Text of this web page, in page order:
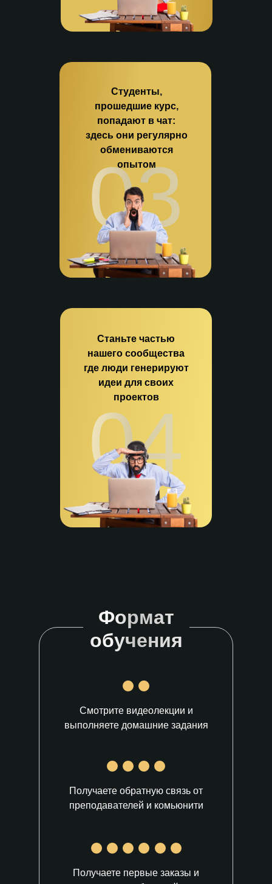
03
04
Студенты,
прошедшие курс,
попадают в чат:
здесь они регулярно
обмениваются
опытом
Станьте частью
нашего сообщества
где люди генерируют
идеи для своих
проектов
Смотрите видеолекции и
выполняете домашние задания
Получаете обратную связь от
преподавателей и комьюнити
Получаете первые заказы и
Формат
обучения